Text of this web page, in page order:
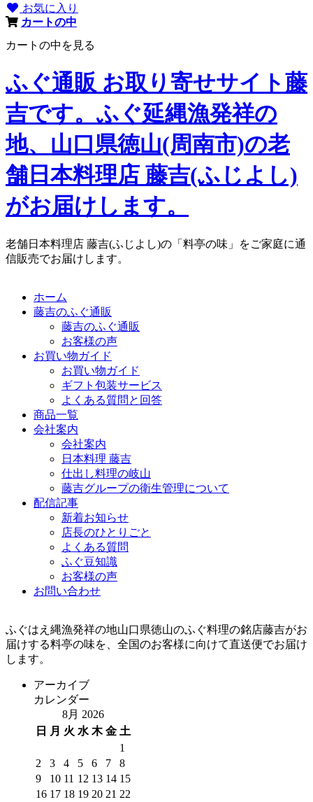
お気に入り
カートの中
カートの中を見る
ふぐ通販 お取り寄せサイト藤
吉です。ふぐ延縄漁発祥の
地、山口県徳山(周南市)の老
舗日本料理店 藤吉(ふじよし)
がお届けします。
老舗日本料理店 藤吉(ふじよし)の「料亭の味」をご家庭に通
信販売でお届けします。
ホーム
藤吉のふぐ通販
藤吉のふぐ通販
お客様の声
お買い物ガイド
お買い物ガイド
ギフト包装サービス
よくある質問と回答
商品一覧
会社案内
会社案内
日本料理 藤吉
仕出し料理の岐山
藤吉グループの衛生管理について
配信記事
新着お知らせ
店長のひとりごと
よくある質問
ふぐ豆知識
お客様の声
お問い合わせ
ふぐはえ縄漁発祥の地山口県徳山のふぐ料理の銘店藤吉がお
届けする料亭の味を、全国のお客様に向けて直送便でお届け
します。
アーカイブ
カレンダー
8月 2026
日
月 火 水 木 金 土
1
2
3 4 5 6 7
8
9
10 11 12 13 14 15
16 17 18 19 20 21 22